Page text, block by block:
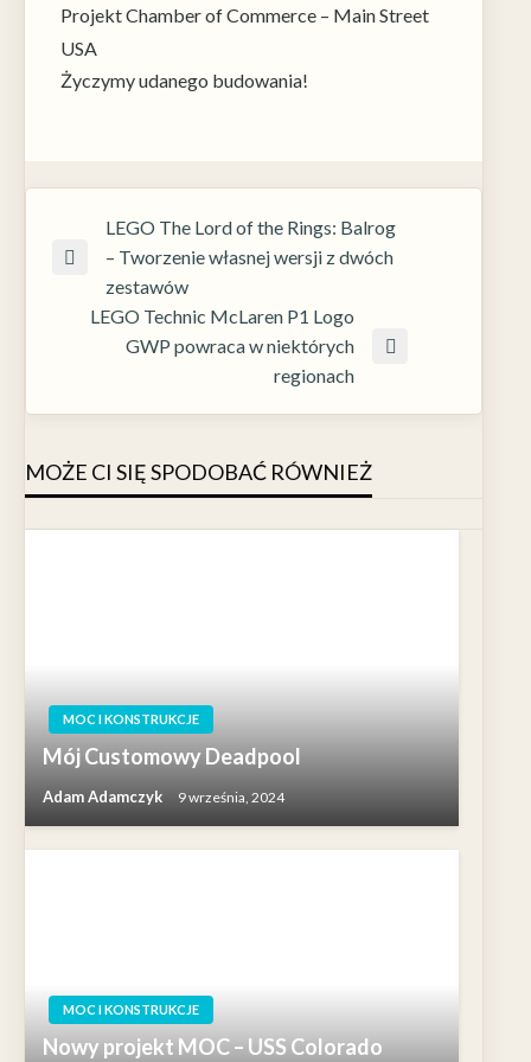
Projekt Chamber of Commerce – Main Street
USA
Życzymy udanego budowania!
LEGO The Lord of the Rings: Balrog
– Tworzenie własnej wersji z dwóch
zestawów
LEGO Technic McLaren P1 Logo
GWP powraca w niektórych
regionach
MOŻE CI SIĘ SPODOBAĆ RÓWNIEŻ
MOC I KONSTRUKCJE
Mój Customowy Deadpool
Adam Adamczyk 9 września, 2024
MOC I KONSTRUKCJE
Nowy projekt MOC – USS Colorado
Marketing
Udostępniając
swoje
szansę na
spersonalizowanych
treści i ofert.